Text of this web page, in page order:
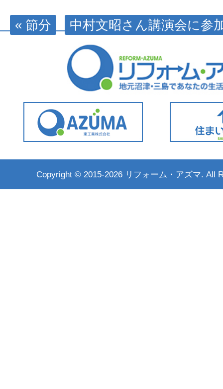
« 節分 中村文昭さん講演会に参
Copyright © 2015-2026 リフォーム・アズマ. All